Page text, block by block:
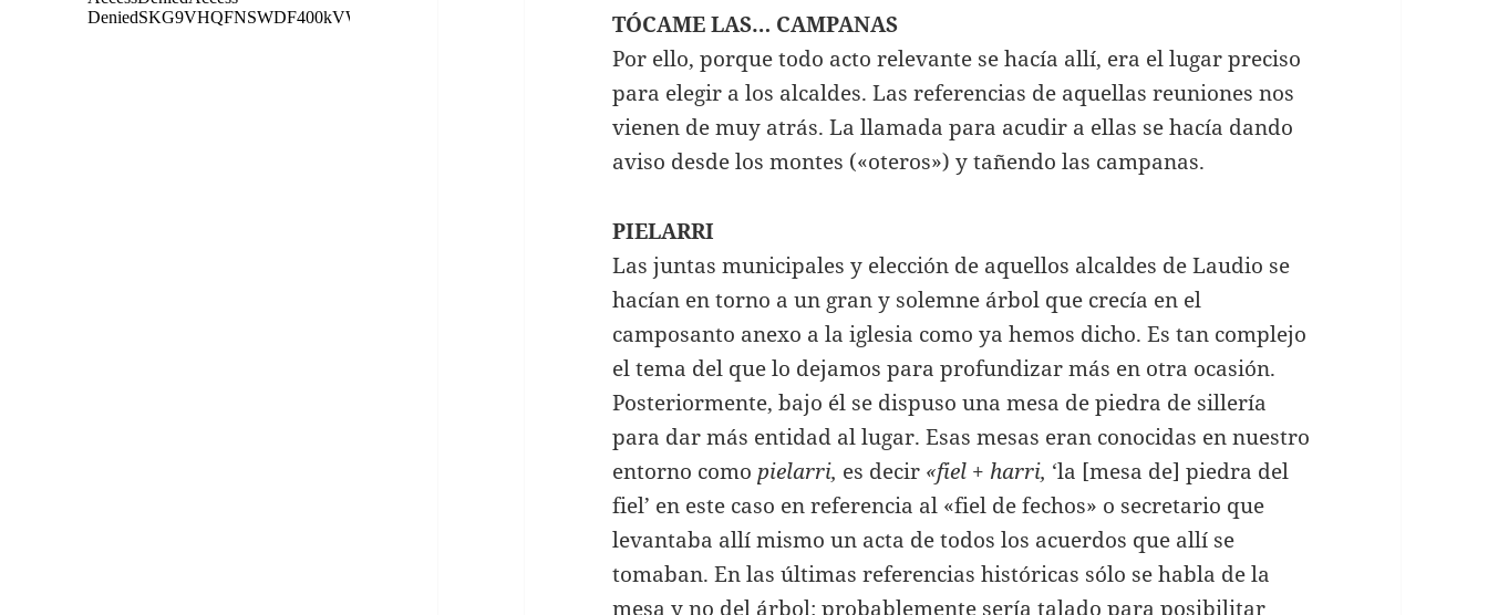
TÓCAME LAS… CAMPANAS
Por ello, porque todo acto relevante se hacía allí, era el lugar preciso
para elegir a los alcaldes. Las referencias de aquellas reuniones nos
vienen de muy atrás. La llamada para acudir a ellas se hacía dando
aviso desde los montes («oteros») y tañendo las campanas.
PIELARRI
Las juntas municipales y elección de aquellos alcaldes de Laudio se
hacían en torno a un gran y solemne árbol que crecía en el
camposanto anexo a la iglesia como ya hemos dicho. Es tan complejo
el tema del que lo dejamos para profundizar más en otra ocasión.
Posteriormente, bajo él se dispuso una mesa de piedra de sillería
para dar más entidad al lugar. Esas mesas eran conocidas en nuestro
entorno como pielarri, es decir «fiel + harri, ‘la [mesa de] piedra del
fiel’ en este caso en referencia al «fiel de fechos» o secretario que
levantaba allí mismo un acta de todos los acuerdos que allí se
tomaban. En las últimas referencias históricas sólo se habla de la
mesa y no del árbol: probablemente sería talado para posibilitar